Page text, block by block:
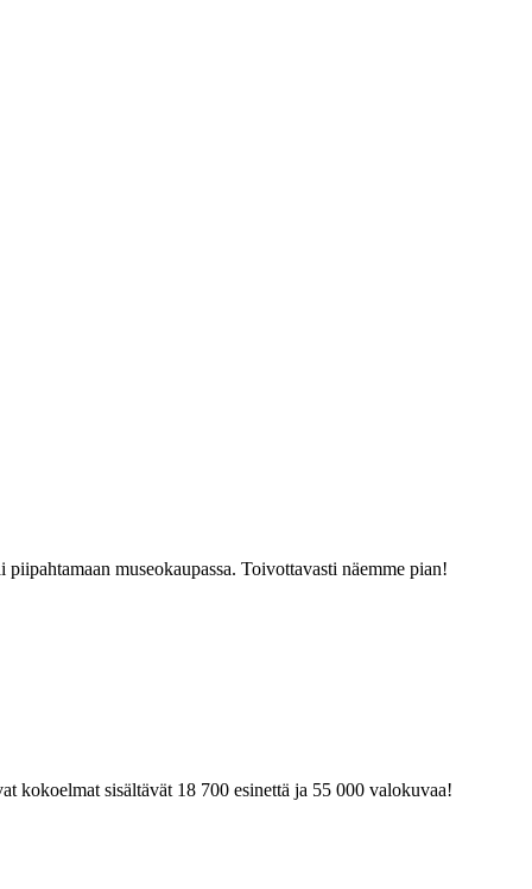
museokaupassa. Toivottavasti näemme pian!
kokoelmat sisältävät 18 700 esinettä ja 55 000 valokuvaa!